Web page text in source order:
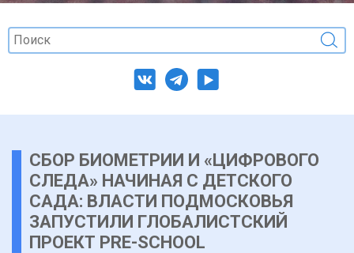
СБОР БИОМЕТРИИ И «ЦИФРОВОГО
СЛЕДА» НАЧИНАЯ С ДЕТСКОГО
САДА: ВЛАСТИ ПОДМОСКОВЬЯ
ЗАПУСТИЛИ ГЛОБАЛИСТСКИЙ
ПРОЕКТ PRE-SCHOOL